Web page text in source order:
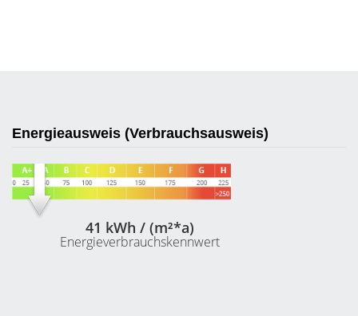
Energieausweis (Verbrauchsausweis)
41 kWh / (m²*a)
Energieverbrauchskennwert